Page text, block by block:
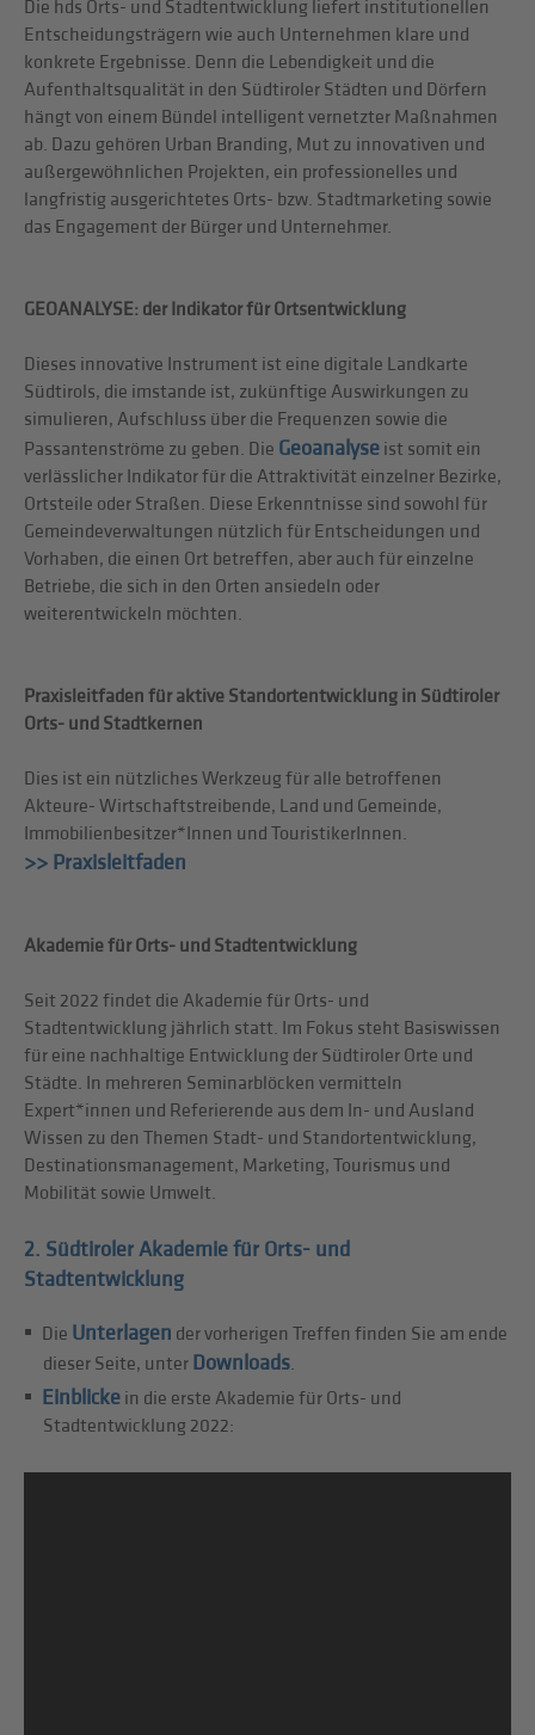
Die hds Orts- und Stadtentwicklung liefert institutionellen
Entscheidungsträgern wie auch Unternehmen klare und
konkrete Ergebnisse. Denn die Lebendigkeit und die
Aufenthaltsqualität in den Südtiroler Städten und Dörfern
hängt von einem Bündel intelligent vernetzter Maßnahmen
ab. Dazu gehören Urban Branding, Mut zu innovativen und
außergewöhnlichen Projekten, ein professionelles und
langfristig ausgerichtetes Orts- bzw. Stadtmarketing sowie
das Engagement der Bürger und Unternehmer.
GEOANALYSE: der Indikator für Ortsentwicklung
Dieses innovative Instrument ist eine digitale Landkarte
Südtirols, die imstande ist, zukünftige Auswirkungen zu
simulieren, Aufschluss über die Frequenzen sowie die
Passantenströme zu geben. Die Geoanalyse ist somit ein
verlässlicher Indikator für die Attraktivität einzelner Bezirke,
Ortsteile oder Straßen. Diese Erkenntnisse sind sowohl für
Gemeindeverwaltungen nützlich für Entscheidungen und
Vorhaben, die einen Ort betreffen, aber auch für einzelne
Betriebe, die sich in den Orten ansiedeln oder
weiterentwickeln möchten.
Praxisleitfaden für aktive Standortentwicklung in Südtiroler
Orts- und Stadtkernen
Dies ist ein nützliches Werkzeug für alle betroffenen
Akteure- Wirtschaftstreibende, Land und Gemeinde,
Immobilienbesitzer*Innen und TouristikerInnen.
>> Praxisleitfaden
Akademie für Orts- und Stadtentwicklung
Seit 2022 findet die Akademie für Orts- und
Stadtentwicklung jährlich statt. Im Fokus steht Basiswissen
für eine nachhaltige Entwicklung der Südtiroler Orte und
Städte. In mehreren Seminarblöcken vermitteln
Expert*innen und Referierende aus dem In- und Ausland
Wissen zu den Themen Stadt- und Standortentwicklung,
Destinationsmanagement, Marketing, Tourismus und
Mobilität sowie Umwelt.
2. Südtiroler Akademie für Orts- und
Stadtentwicklung
Die Unterlagen der vorherigen Treffen finden Sie am ende
dieser Seite, unter Downloads.
Einblicke in die erste Akademie für Orts- und
Stadtentwicklung 2022: